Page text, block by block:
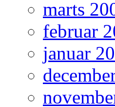
marts
februar
januar